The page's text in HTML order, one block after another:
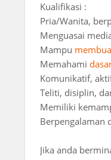
Kualifikasi :
Pria/Wanita,
Menguasai
Mampu
Memahami
Komunikatif,
Teliti, disiplin,
Memiliki
Berpengalaman
Jika anda